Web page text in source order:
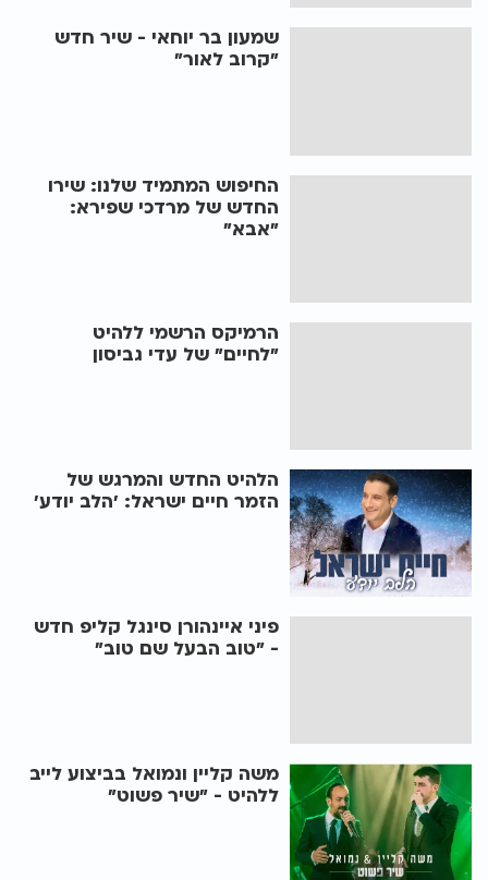
שמעון בר יוחאי - שיר חדש
"קרוב לאור"
החיפוש המתמיד שלנו: שירו
החדש של מרדכי שפירא:
"אבא"
הרמיקס הרשמי ללהיט
"לחיים" של עדי גביסון
הלהיט החדש והמרגש של
הזמר חיים ישראל: ’הלב יודע’
פיני איינהורן סינגל קליפ חדש
- "טוב הבעל שם טוב"
משה קליין ונמואל בביצוע לייב
ללהיט - "שיר פשוט"